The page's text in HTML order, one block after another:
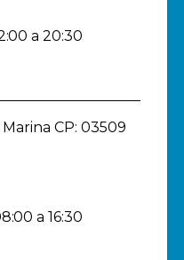
a 20:30
CP: 03509
a 16:30